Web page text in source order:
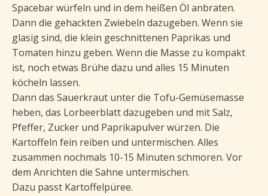
Spacebar würfeln und in dem heißen Öl anbraten.
Dann die gehackten Zwiebeln dazugeben. Wenn sie
glasig sind, die klein geschnittenen Paprikas und
Tomaten hinzu geben. Wenn die Masse zu kompakt
ist, noch etwas Brühe dazu und alles 15 Minuten
köcheln lassen.
Dann das Sauerkraut unter die Tofu-Gemüsemasse
heben, das Lorbeerblatt dazugeben und mit Salz,
Pfeffer, Zucker und Paprikapulver würzen. Die
Kartoffeln fein reiben und untermischen. Alles
zusammen nochmals 10-15 Minuten schmoren. Vor
dem Anrichten die Sahne untermischen.
Dazu passt Kartoffelpüree.